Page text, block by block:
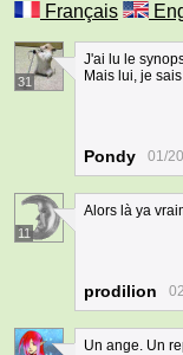
Français
31
J'ai lu le
Mais lui, je
Pondy 01/
11
Alors là ya
prodilion
Un ange. Un